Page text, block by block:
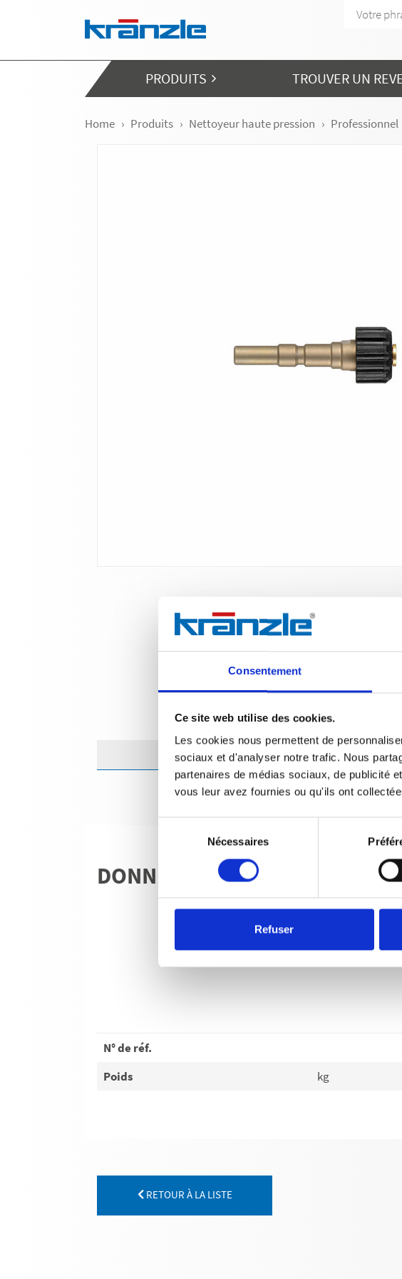
Consentement
Ce site web utilise des cookies.
Les cookies nous permettent de
sociaux et d'analyser notre trafic. Nous
partenaires de médias sociaux, de publicité
vous leur avez fournies ou qu'ils ont
consentement
Nécessaires
Refuser
PRODUITS TROUVER UN
Home Produits Nettoyeur haute pression Professionnel
DONNÉES TECHNIQUES
N° de réf.
Poids
kg
RETOUR À LA LISTE